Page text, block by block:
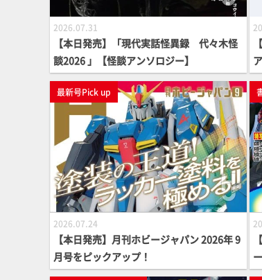
2026.07.31
【本日発売】「現代実話怪異録 代々木怪
談2026 」【怪談アンソロジー】
最新号Pick up
2026.07.24
【本日発売】月刊ホビージャパン 2026年 9
月号をピックアップ！